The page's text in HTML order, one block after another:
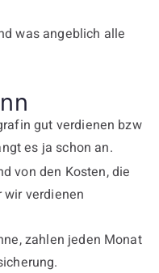
was angeblich alle
gut verdienen bzw
es ja schon an.
von den Kosten, die
verdienen
zahlen jeden Monat